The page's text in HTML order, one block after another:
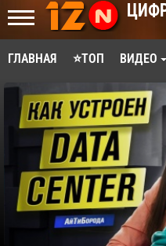
ГЛАВНАЯ ⭐ТОП ВИДЕО